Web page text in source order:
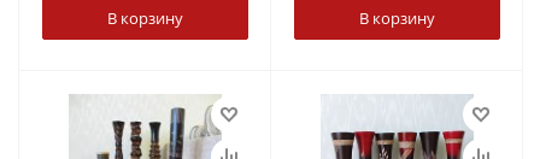
В корзину В корзину